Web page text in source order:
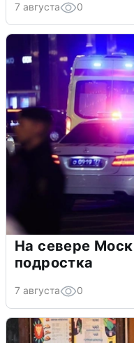
7 августа 0
На севере
подростка
7 августа 0